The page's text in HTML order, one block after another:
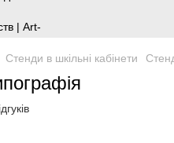
Стенди в шкільні кабінети